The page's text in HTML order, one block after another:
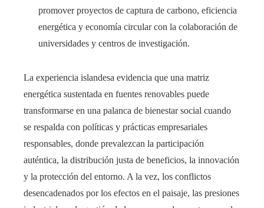
promover proyectos de captura de carbono, eficiencia
energética y economía circular con la colaboración de
universidades y centros de investigación.
La experiencia islandesa evidencia que una matriz
energética sustentada en fuentes renovables puede
transformarse en una palanca de bienestar social cuando
se respalda con políticas y prácticas empresariales
responsables, donde prevalezcan la participación
auténtica, la distribución justa de beneficios, la innovación
y la protección del entorno. A la vez, los conflictos
desencadenados por los efectos en el paisaje, las presiones